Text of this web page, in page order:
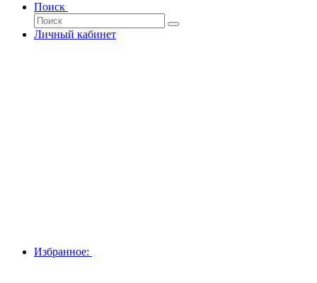
Поиск
Личный кабинет
Избранное: